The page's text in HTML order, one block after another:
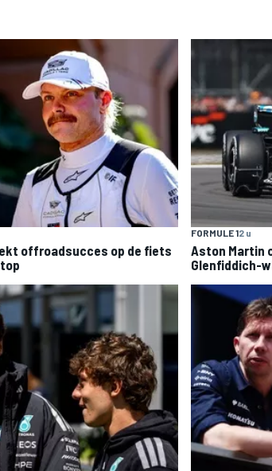
offroadsucces op de fiets
FORMULE 12 u
Aston Martin
Glenfiddich-